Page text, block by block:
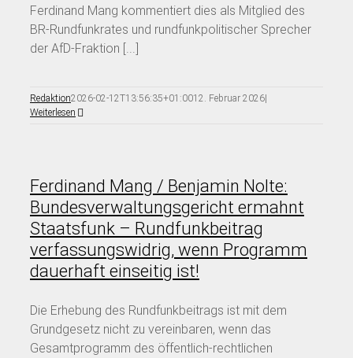
Ferdinand Mang kommentiert dies als Mitglied des
BR-Rundfunkrates und rundfunkpolitischer Sprecher
der AfD-Fraktion [...]
Redaktion2026-02-12T13:56:35+01:0012. Februar 2026|
Weiterlesen
Ferdinand Mang / Benjamin Nolte:
Bundesverwaltungsgericht ermahnt
Staatsfunk – Rundfunkbeitrag
verfassungswidrig, wenn Programm
dauerhaft einseitig ist!
Die Erhebung des Rundfunkbeitrags ist mit dem
Grundgesetz nicht zu vereinbaren, wenn das
Gesamtprogramm des öffentlich-rechtlichen